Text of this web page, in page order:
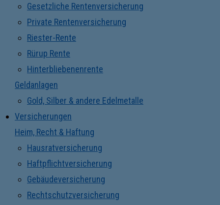
Gesetzliche Rentenversicherung
Private Rentenversicherung
Riester-Rente
Rürup Rente
Hinterbliebenenrente
Geldanlagen
Gold, Silber & andere Edelmetalle
Versicherungen
Heim, Recht & Haftung
Hausratversicherung
Haftpflichtversicherung
Gebäudeversicherung
Rechtschutzversicherung